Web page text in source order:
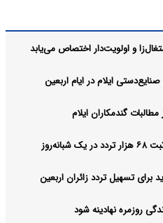
تسهیل تردد زائران اربعین
روزمره نهادینه شود